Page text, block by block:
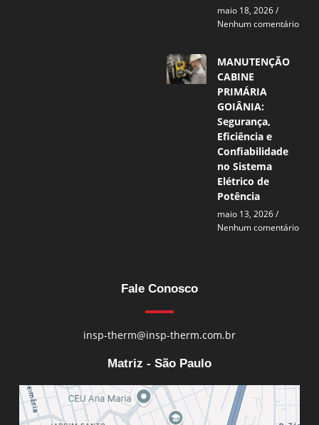
maio 18, 2026
Nenhum comentário
MANUTENÇÃO
CABINE
PRIMÁRIA
GOIÂNIA:
Segurança,
Eficiência e
Confiabilidade
no Sistema
Elétrico de
Potência
maio 13, 2026
Nenhum comentário
Fale Conosco
insp-therm@insp-therm.com.br
Matriz - São Paulo